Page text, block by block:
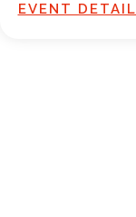
EVENT DETAIL